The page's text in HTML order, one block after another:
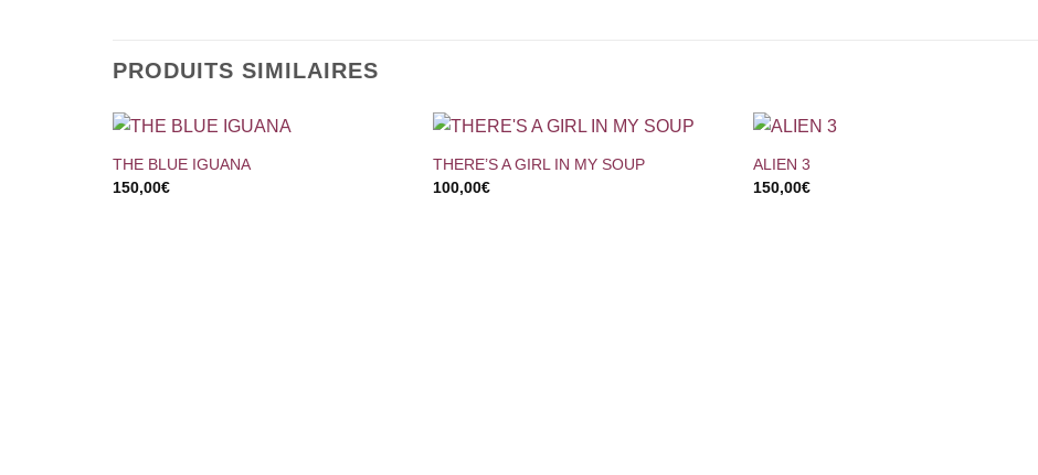
PRODUITS SIMILAIRES
+
THE BLUE IGUANA
150,00€
+
THERE’S A GIRL IN MY SOUP
100,00€
+
ALIEN 3
150,00€